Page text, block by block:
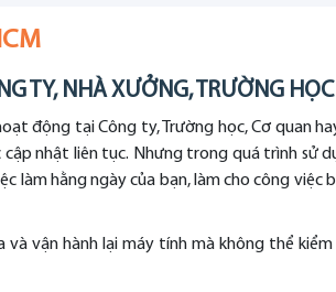
TY, NHÀ XƯỞNG, TRƯỜNG HỌC
động tại Công ty, Trường học, Cơ quan
nhật liên tục. Nhưng trong quá trình sử
làm hằng ngày của bạn, làm cho công việc
và vận hành lại máy tính mà không thể